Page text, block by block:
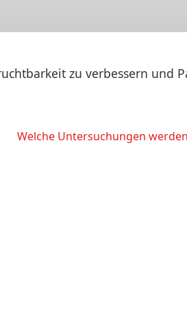
zu verbessern und
Welche Untersuchungen